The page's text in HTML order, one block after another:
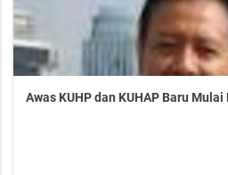
Awas KUHP dan KUHAP Baru